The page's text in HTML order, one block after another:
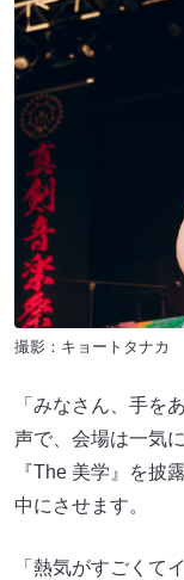
撮影：キョートタナカ
「みなさん、手を
声で、会場は一気
『The 美学』を披
中にさせます。
「熱気がすごくて